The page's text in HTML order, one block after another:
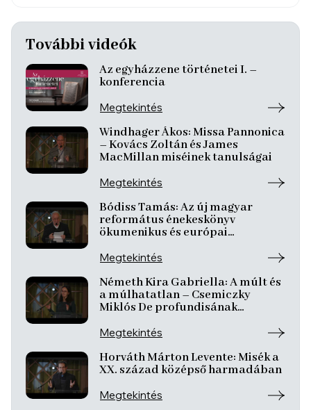
További videók
Az egyházzene történetei I. –
konferencia
Megtekintés
Windhager Ákos: Missa Pannonica
– Kovács Zoltán és James
MacMillan miséinek tanulságai
Megtekintés
Bódiss Tamás: Az új magyar
református énekeskönyv
ökumenikus és európai
Megtekintés
Németh Kira Gabriella: A múlt és
a múlhatatlan – Csemiczky
Miklós De profundisának
Megtekintés
Horváth Márton Levente: Misék a
XX. század középső harmadában
Megtekintés